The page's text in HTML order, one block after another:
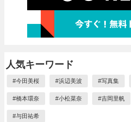
人気キーワード
#今田美桜 #浜辺美波 #写真集
#橋本環奈 #小松菜奈 #吉岡里帆
#与田祐希